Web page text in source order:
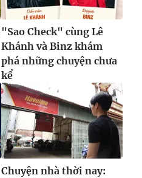
"Sao Check" cùng Lê
Khánh và Binz khám
phá những chuyện chưa
kể
Chuyện nhà thời nay: